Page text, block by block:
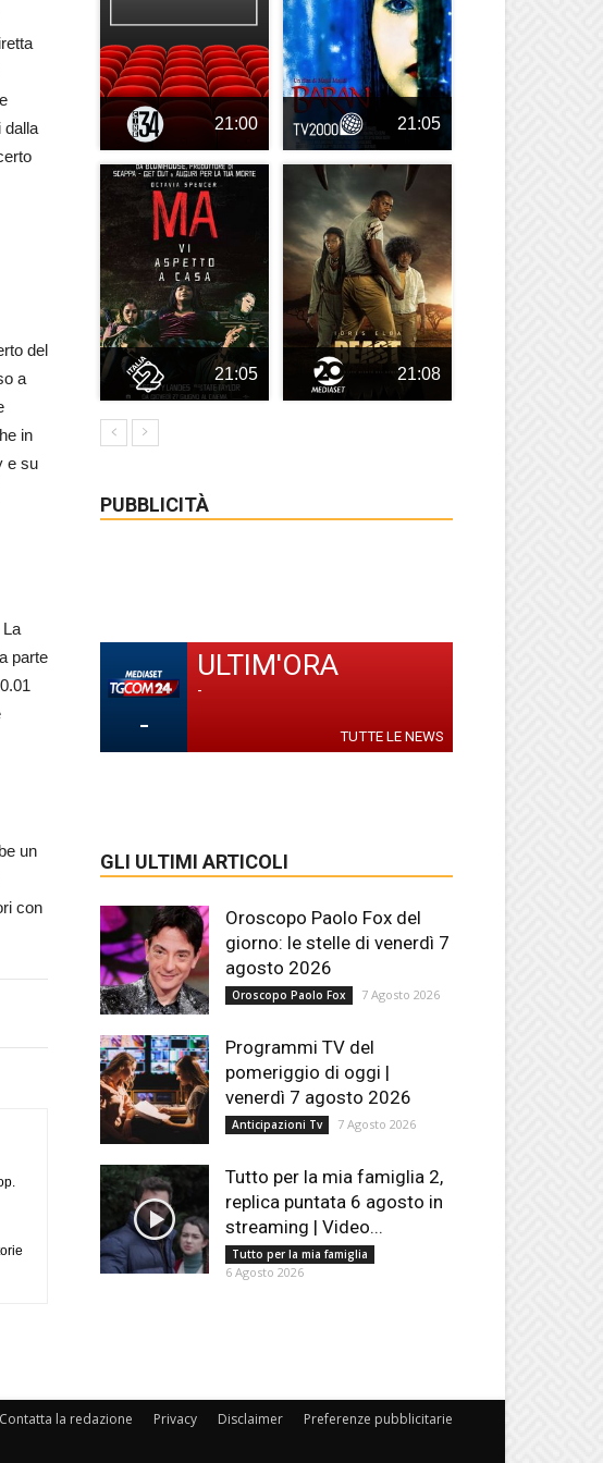
dalla
del
a
in
e su
La
parte
un
con
21:00 21:05
21:05 21:08
PUBBLICITÀ
-
ULTIM'ORA
-
TUTTE LE NEWS
GLI ULTIMI ARTICOLI
Oroscopo Paolo Fox del
giorno: le stelle di venerdì 7
agosto 2026
Oroscopo Paolo Fox 7 Agosto 2026
Programmi TV del
pomeriggio di oggi |
venerdì 7 agosto 2026
Anticipazioni Tv 7 Agosto 2026
Tutto per la mia famiglia 2,
replica puntata 6 agosto in
streaming | Video...
Tutto per la mia famiglia
6 Agosto 2026
Contatta la redazione Privacy Disclaimer Preferenze pubblicitarie